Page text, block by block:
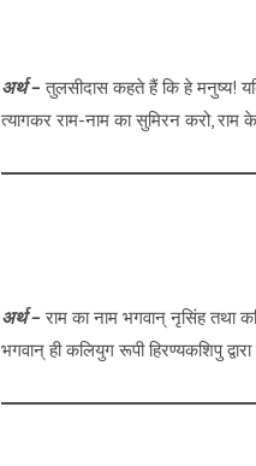
अर्थ – तुलसीदास कहते हैं कि हे मनुष्य!
त्यागकर राम-नाम का सुमिरन करो,
अर्थ – राम का नाम भगवान् नृसिंह तथा
भगवान् ही कलियुग रूपी हिरण्यकशिपु